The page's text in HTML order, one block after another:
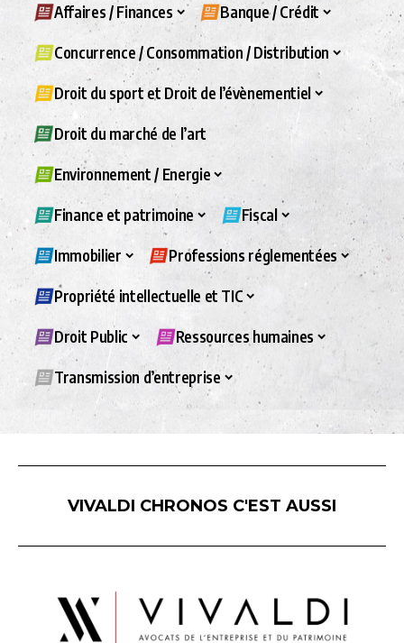
Affaires / Finances Banque / Crédit
Concurrence / Consommation / Distribution
Droit du sport et Droit de l’évènementiel
Droit du marché de l’art
Environnement / Energie
Finance et patrimoine Fiscal
Immobilier Professions réglementées
Propriété intellectuelle et TIC
Droit Public Ressources humaines
Transmission d’entreprise
VIVALDI CHRONOS C'EST AUSSI